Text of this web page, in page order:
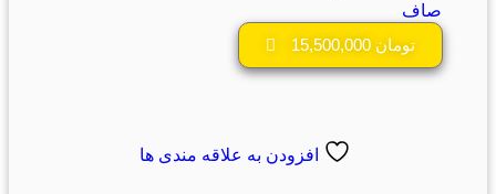
صاف
تومان
افزودن به علاقه مندی ها